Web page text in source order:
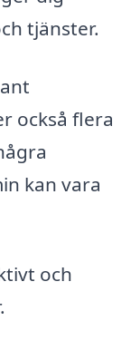
tjänster.
också flera
kan vara
och